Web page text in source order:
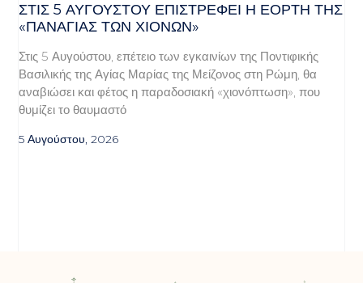
ΣΤΙΣ 5 ΑΥΓΟΎΣΤΟΥ ΕΠΙΣΤΡΈΦΕΙ Η ΕΟΡΤΉ ΤΗΣ
«ΠΑΝΑΓΊΑΣ ΤΩΝ ΧΙΌΝΩΝ»
Στις 5 Αυγούστου, επέτειο των εγκαινίων της Ποντιφικής
Βασιλικής της Αγίας Μαρίας της Μείζονος στη Ρώμη, θα
αναβιώσει και φέτος η παραδοσιακή «χιονόπτωση», που
θυμίζει το θαυμαστό
5 Αυγούστου, 2026